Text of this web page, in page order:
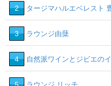
2 タージマハルエベレスト
3 ラウンジ由蘖
4 自然派ワインとジビエの